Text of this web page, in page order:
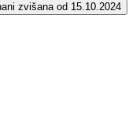
ni zvišana od 15.10.2024